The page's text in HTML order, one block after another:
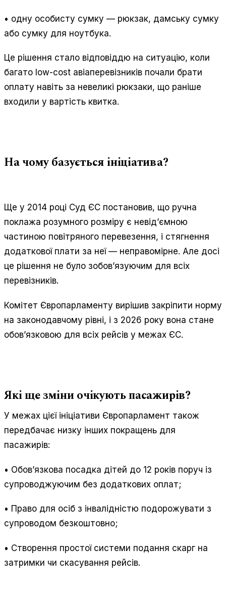
• одну особисту сумку — рюкзак, дамську сумку
або сумку для ноутбука.
Це рішення стало відповіддю на ситуацію, коли
багато low-cost авіаперевізників почали брати
оплату навіть за невеликі рюкзаки, що раніше
входили у вартість квитка.
На чому базується ініціатива?
Ще у 2014 році Суд ЄС постановив, що ручна
поклажа розумного розміру є невід’ємною
частиною повітряного перевезення, і стягнення
додаткової плати за неї — неправомірне. Але досі
це рішення не було зобов’язуючим для всіх
перевізників.
Комітет Європарламенту вирішив закріпити норму
на законодавчому рівні, і з 2026 року вона стане
обов’язковою для всіх рейсів у межах ЄС.
Які ще зміни очікують пасажирів?
У межах цієї ініціативи Європарламент також
передбачає низку інших покращень для
пасажирів:
• Обов’язкова посадка дітей до 12 років поруч із
супроводжуючим без додаткових оплат;
• Право для осіб з інвалідністю подорожувати з
супроводом безкоштовно;
• Створення простої системи подання скарг на
затримки чи скасування рейсів.